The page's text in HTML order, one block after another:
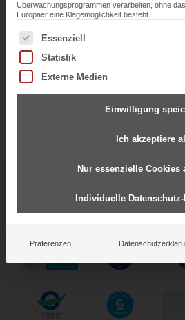
Starke
Überwachungsprogrammen verarbeiten, ohne
Europäer eine Klagemöglichkeit besteht.
Es folgt eine Liste der Service-
Essenziell
Statistik
Externe Medien
Einwilligung
Ich akzeptiere
Nur essenzielle Cookies
Individuelle
Präferenzen